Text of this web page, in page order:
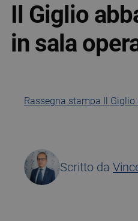
Il Giglio
in sala
Rassegna stampa Il
Scritto da